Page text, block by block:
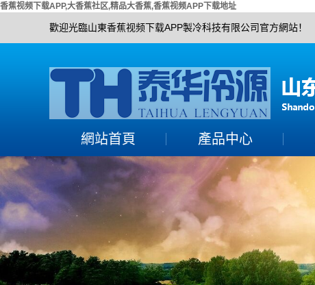
香蕉视频下载APP,大香蕉社区,精品大香蕉,香蕉视频APP下载地址
歡迎光臨山東香蕉视频下载APP製冷科技有限公司官方網站！
網站首頁 產品中心
大香蕉社区組
活塞單機機組
精品大香蕉機組
螺杆單機機組
香蕉视频APP下载地址
機組
香蕉视频APP下载地址